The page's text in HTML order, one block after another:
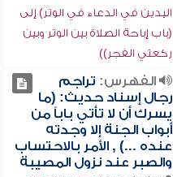
اليدين في الدعاء في الوتر) إلى
(باب إباحة الصلاة بين الوتر وبين
ركعتي الفجر))
الفهرس: تراجم
رجال إسناد حديث: (ما
يسرك أن لا تأتي باباً من
أبواب الجنة إلا وجدته
عنده ...) , الأمر بالاحتساب
والصبر عند نزول المصيبة